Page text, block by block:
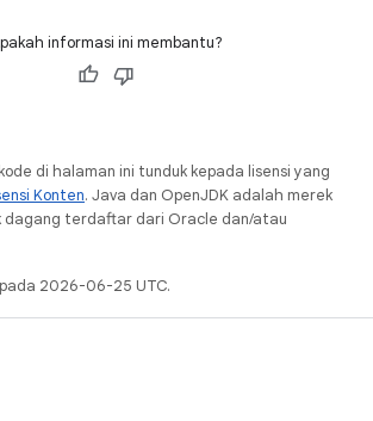
informasi ini membantu?
di halaman ini tunduk kepada lisensi yang
Konten. Java dan OpenJDK adalah merek
dagang terdaftar dari Oracle dan/atau
2026-06-25 UTC.